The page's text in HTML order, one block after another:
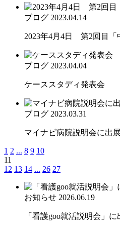
ブログ 2023.04.14
2023年4月4日 第2回目「
ブログ 2023.04.04
ケーススタディ発表会
ブログ 2023.03.31
マイナビ病院説明会に出
1 2 ... 8 9 10
11
12 13 14 ... 26 27
お知らせ 2026.06.19
「看護goo就活説明会」